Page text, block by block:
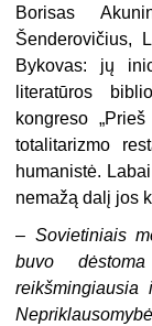
Borisas
Šenderovičius,
Bykovas: jų
literatūros
kongreso
totalitarizmo
humanistė.
ne­mažą dalį jos
– Sovietiniais
buvo
reikšmingiausia